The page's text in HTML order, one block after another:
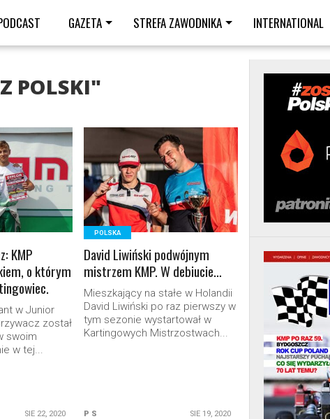
GAZETA STREFA ZAWODNIKA INTERNATIONAL
POLSKI"
KMP
o którym
w Junior
został
swoim
w tej...
SIE 22, 2020
READ MORE
POLSKA
David Liwiński podwójnym
mistrzem KMP. W debiucie…
Mieszkający na stałe w Holandii
David Liwiński po raz pierwszy w
tym sezonie wystartował w
Kartingowych Mistrzostwach...
P S SIE 19, 2020